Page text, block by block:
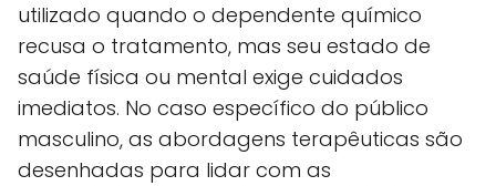
utilizado quando o dependente químico
recusa o tratamento, mas seu estado de
saúde física ou mental exige cuidados
imediatos. No caso específico do público
masculino, as abordagens terapêuticas são
desenhadas para lidar com as